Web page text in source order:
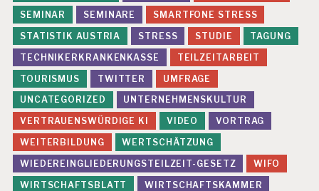
SEMINAR
SEMINARE
SMARTFONE STRESS
STATISTIK AUSTRIA
STRESS STUDIE
TAGUNG
TECHNIKERKRANKENKASSE
TEILZEITARBEIT
TOURISMUS
TWITTER
UMFRAGE
UNCATEGORIZED
UNTERNEHMENSKULTUR
VERTRAUENSWÜRDIGE KI
VIDEO
VORTRAG
WEITERBILDUNG
WERTSCHÄTZUNG
WIEDEREINGLIEDERUNGSTEILZEIT-GESETZ
WIFO
WIRTSCHAFTSBLATT
WIRTSCHAFTSKAMMER